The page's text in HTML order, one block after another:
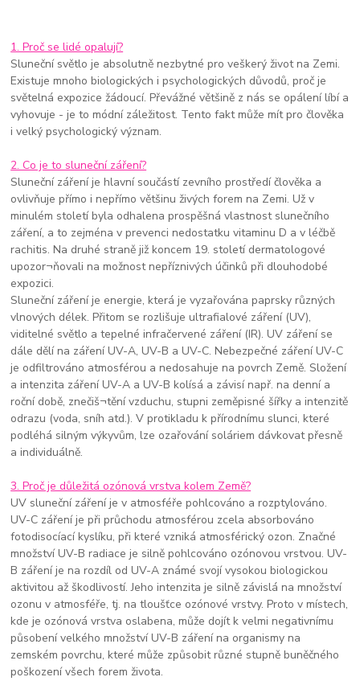
1. Proč se lidé opalují?
Sluneční světlo je absolutně nezbytné pro veškerý život na Zemi.
Existuje mnoho biologických i psychologických důvodů, proč je
světelná expozice žádoucí. Převážné většině z nás se opálení líbí a
vyhovuje - je to módní záležitost. Tento fakt může mít pro člověka
i velký psychologický význam.
2. Co je to sluneční záření?
Sluneční záření je hlavní součástí zevního prostředí člověka a
ovlivňuje přímo i nepřímo většinu živých forem na Zemi. Už v
minulém století byla odhalena prospěšná vlastnost slunečního
záření, a to zejména v prevenci nedostatku vitaminu D a v léčbě
rachitis. Na druhé straně již koncem 19. století dermatologové
upozor¬ňovali na možnost nepříznivých účinků při dlouhodobé
expozici.
Sluneční záření je energie, která je vyzařována paprsky různých
vlnových délek. Přitom se rozlišuje ultrafialové záření (UV),
viditelné světlo a tepelné infračervené záření (IR). UV záření se
dále dělí na záření UV-A, UV-B a UV-C. Nebezpečné záření UV-C
je odfiltrováno atmosférou a nedosahuje na povrch Země. Složení
a intenzita záření UV-A a UV-B kolísá a závisí např. na denní a
roční době, znečiš¬tění vzduchu, stupni zeměpisné šířky a intenzitě
odrazu (voda, sníh atd.). V protikladu k přírodnímu slunci, které
podléhá silným výkyvům, lze ozařování soláriem dávkovat přesně
a individuálně.
3. Proč je důležitá ozónová vrstva kolem Země?
UV sluneční záření je v atmosféře pohlcováno a rozptylováno.
UV-C záření je při průchodu atmosférou zcela absorbováno
fotodisocíací kyslíku, při které vzniká atmosférický ozon. Značné
množství UV-B radiace je silně pohlcováno ozónovou vrstvou. UV-
B záření je na rozdíl od UV-A známé svojí vysokou biologickou
aktivitou až škodlivostí. Jeho intenzita je silně závislá na množství
ozonu v atmosféře, tj. na tloušťce ozónové vrstvy. Proto v místech,
kde je ozónová vrstva oslabena, může dojít k velmi negativnímu
působení velkého množství UV-B záření na organismy na
zemském povrchu, které může způsobit různé stupně buněčného
poškození všech forem života.